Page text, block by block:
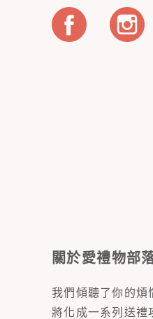
關於愛禮物部
我們傾聽了你的煩
將化成一系列送禮